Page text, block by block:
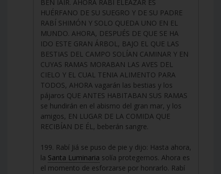
BEN IAIR. AHORA RABI ELEAZAR ES
HUÉRFANO DE SU SUEGRO Y DE SU PADRE
RABÍ SHIMÓN Y SOLO QUEDA UNO EN EL
MUNDO. AHORA, DESPUÉS DE QUE SE HA
IDO ESTE GRAN ÁRBOL, BAJO EL QUE LAS
BESTIAS DEL CAMPO SOLÍAN CAMINAR Y EN
CUYAS RAMAS MORABAN LAS AVES DEL
CIELO Y EL CUAL TENIA ALIMENTO PARA
TODOS, AHORA vagarán las bestias y los
pájaros QUE ANTES HABITABAN SUS RAMAS
se hundirán en el abismo del gran mar, y los
amigos, EN LUGAR DE LA COMIDA QUE
RECIBÍAN DE ÉL, beberán sangre.
199. Rabí Jiá se puso de pie y dijo: Hasta ahora,
la Santa Luminaria solía protegernos. Ahora es
el momento de esforzarse por honrarlo. Rabí